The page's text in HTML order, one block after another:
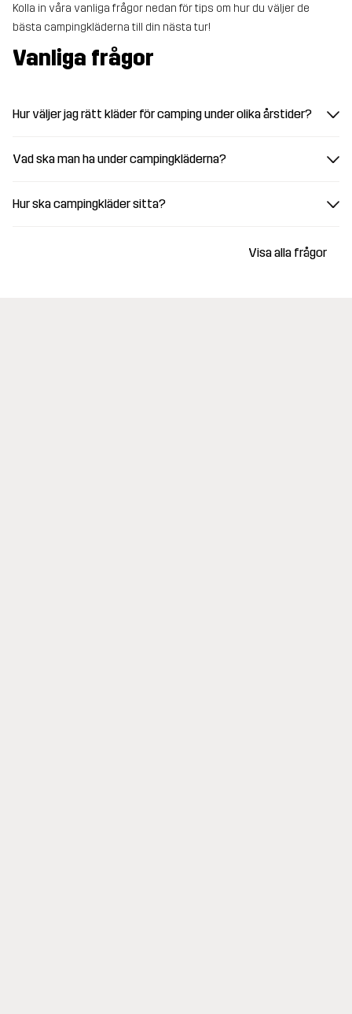
Kolla in våra vanliga frågor nedan för tips om hur du väljer de
bästa campingkläderna till din nästa tur!
Vanliga frågor
Hur väljer jag rätt kläder för camping under olika årstider?
Vad ska man ha under campingkläderna?
Hur ska campingkläder sitta?
Visa alla frågor